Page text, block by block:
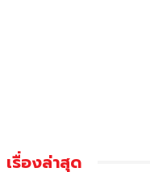
เรื่องล่าสุด